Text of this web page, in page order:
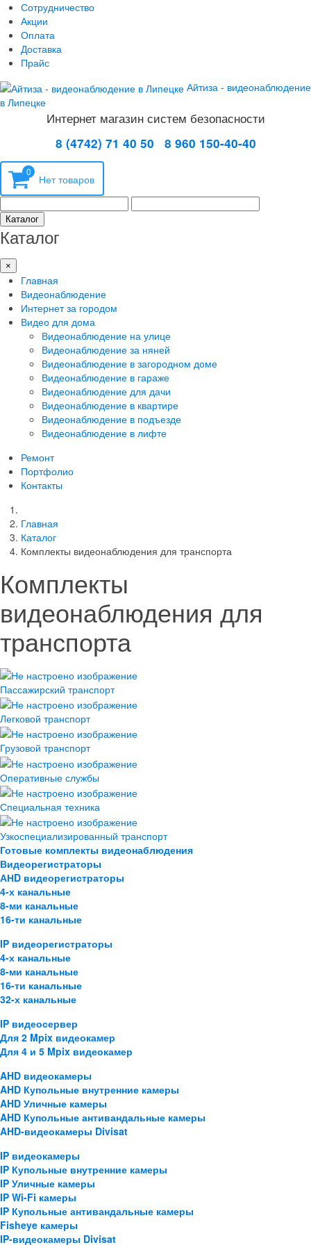
Сотрудничество
Акции
Оплата
Доставка
Прайс
Айтиза - видеонаблюдение
в Липецке
Интернет магазин систем безопасности
8 (4742) 71 40 50 8 960 150-40-40
0
Каталог
Каталог
×
Главная
Видеонаблюдение
Интернет за городом
Видео для дома
Видеонаблюдение на улице
Видеонаблюдение за няней
Видеонаблюдение в загородном доме
Видеонаблюдение в гараже
Видеонаблюдение для дачи
Видеонаблюдение в квартире
Видеонаблюдение в подъезде
Видеонаблюдение в лифте
Ремонт
Портфолио
Контакты
Главная
Каталог
Комплекты видеонаблюдения для транспорта
Комплекты
видеонаблюдения для
транспорта
Пассажирский транспорт
Легковой транспорт
Грузовой транспорт
Оперативные службы
Специальная техника
Узкоспециализированный транспорт
Готовые комплекты видеонаблюдения
Видеорегистраторы
АНD видеорегистраторы
4-х канальные
8-ми канальные
16-ти канальные
IP видеорегистраторы
4-х канальные
8-ми канальные
16-ти канальные
32-х канальные
IP видеосервер
Для 2 Mpix видеокамер
Для 4 и 5 Mpix видеокамер
AHD видеокамеры
AHD Купольные внутренние камеры
AHD Уличные камеры
AHD Купольные антивандальные камеры
AHD-видеокамеры Divisat
IP видеокамеры
IP Купольные внутренние камеры
IP Уличные камеры
IP Wi-Fi камеры
IP Купольные антивандальные камеры
Fisheye камеры
IP-видеокамеры Divisat